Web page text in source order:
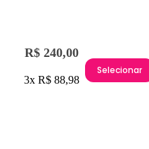
R$ 240,00
3x R$ 88,98
Selecionar